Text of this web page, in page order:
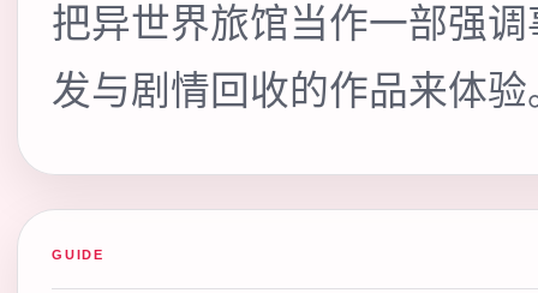
把异世界旅馆当作一部强
发与剧情回收的作品来体验
GUIDE